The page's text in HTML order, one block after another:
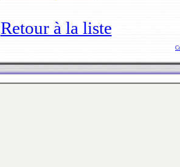
Retour à la liste